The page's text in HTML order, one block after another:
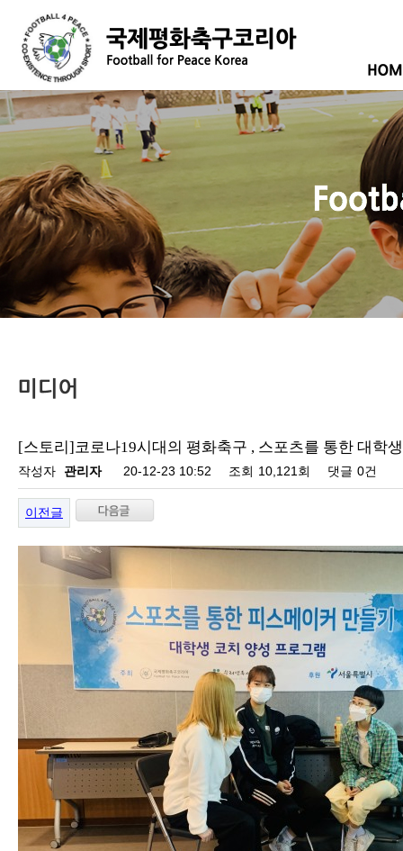
[스토리]코로나19시대의 평화축구 , 스포츠를 통한 대학
작성자 관리자 20-12-23 10:52 조회 10,121회 댓글 0건
이전글